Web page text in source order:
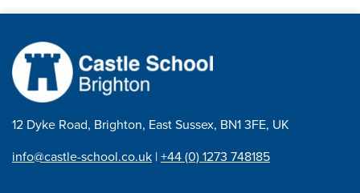
ビ
ゲ
ー
シ
ョ
ン
12 Dyke Road, Brighton, East Sussex, BN1 3FE, UK
info@castle-school.co.uk |+44 (0) 1273 748185